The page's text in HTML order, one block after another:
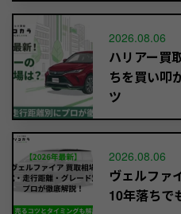
2026.08.06
ハリアー買
ちを買い叩
ツ
2026.08.06
ヴェルファ
10年落ちで